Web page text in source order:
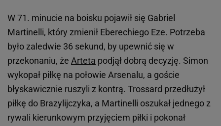
W 71. minucie na boisku pojawił się Gabriel
Martinelli, który zmienił Eberechiego Eze. Potrzeba
było zaledwie 36 sekund, by upewnić się w
przekonaniu, że Arteta podjął dobrą decyzję. Simon
wykopał piłkę na połowie Arsenalu, a goście
błyskawicznie ruszyli z kontrą. Trossard przedłużył
piłkę do Brazylijczyka, a Martinelli oszukał jednego z
rywali kierunkowym przyjęciem piłki i pokonał